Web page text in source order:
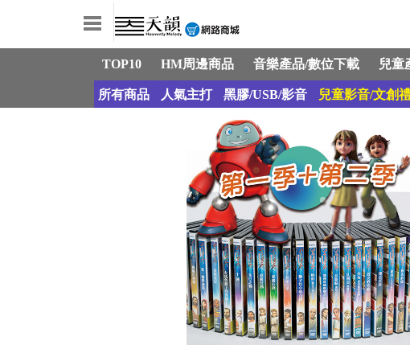
TOP10 HM周邊商品 音樂產品/數位下載 兒童
所有商品 人氣主打 黑膠/USB/影音 兒童影音/文創